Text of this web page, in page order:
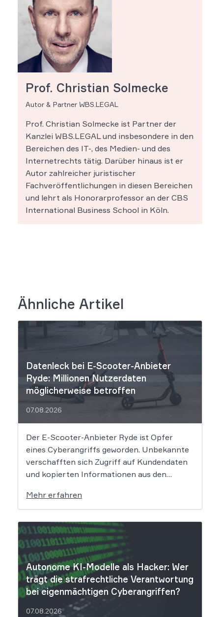
Prof. Christian Solmecke
Autor & Partner WBS.LEGAL
Prof. Christian Solmecke ist Partner der
Kanzlei WBS.LEGAL und insbesondere in den
Bereichen des IT-, des Medien- und des
Internetrechts tätig. Darüber hinaus ist er
Autor zahlreicher juristischer
Fachveröffentlichungen in diesen Bereichen
und lehrt als Honorarprofessor an der CBS
International Business School in Köln.
Ähnliche Artikel
Datenleck bei E-Scooter-Anbieter
Ryde: Millionen Nutzerdaten
möglicherweise betroffen
07.08.2026
Der E-Scooter-Anbieter Ryde ist Opfer
eines Cyberangriffs geworden. Unbekannte
verschafften sich Zugriff auf Kundendaten
und kopierten Informationen aus den
Folgen das Datenleck für Betroffene hat, ist
derzeit noch nicht vollständig absehbar. Der
Mobilitätsanbieter Ryde hat seine Kunden
über einen Sicherheitsvorfall informiert.
Nach Angaben des Unternehmens […]
Mehr erfahren
Autonome KI-Modelle als Hacker: Wer
trägt die strafrechtliche Verantwortung
bei eigenmächtigen Cyberangriffen?
07.08.2026